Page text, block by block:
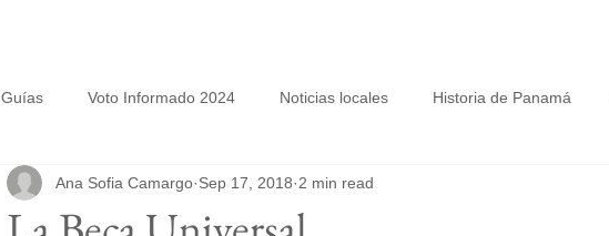
Guías Voto Informado 2024 Noticias locales Historia de Panamá
Ana Sofia Camargo Sep 17, 2018 2 min read